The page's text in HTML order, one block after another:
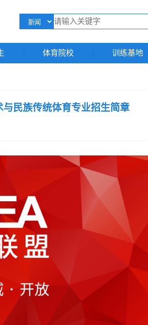
体育院校 训练基地
与民族传统体育专业招生简章